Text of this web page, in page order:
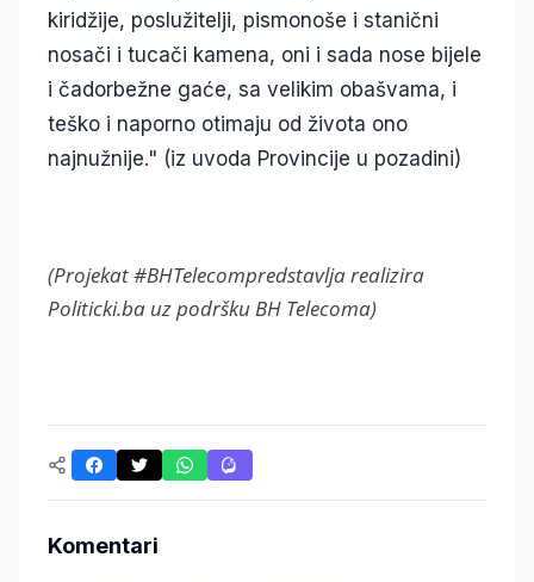
kiridžije, poslužitelji, pismonoše i stanični
nosači i tucači kamena, oni i sada nose bijele
i čadorbežne gaće, sa velikim obašvama, i
teško i naporno otimaju od života ono
najnužnije." (iz uvoda Provincije u pozadini)
(Projekat #BHTelecompredstavlja realizira
Politicki.ba uz podršku BH Telecoma)
Komentari